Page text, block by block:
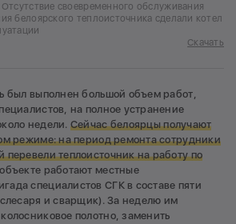
своевременного обслуживания
белоярского теплоисточника сделали котел
Скачать
был выполнен большой объем работ,
на полное устранение
недели. Сейчас белоярцы получают
режиме: на период ремонта сотрудники
перевели теплоисточник на работу по
работают местные
специалистов СГК в составе пяти
и сварщик). За неделю им
полотно, заменить